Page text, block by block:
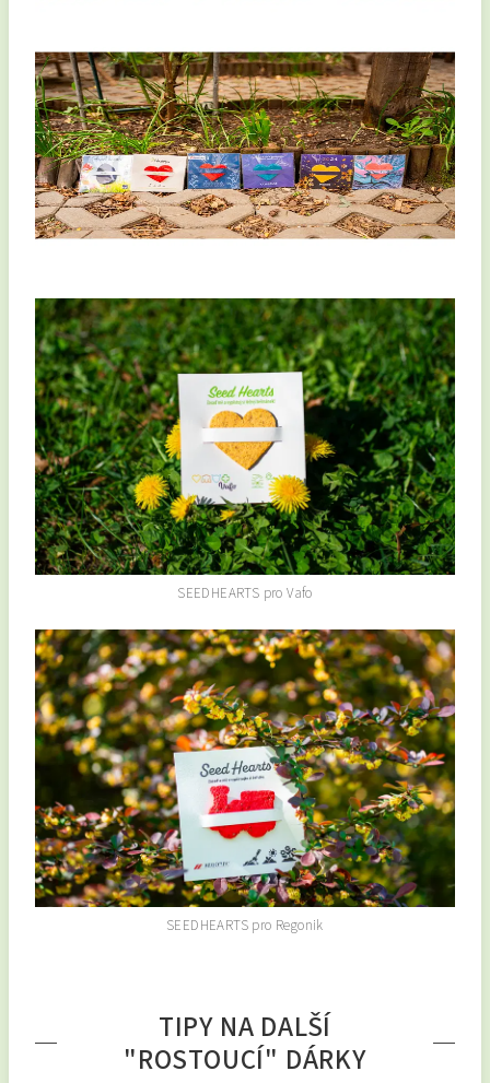
SEEDHEARTS pro Vafo
SEEDHEARTS pro Regonik
TIPY NA DALŠÍ
"ROSTOUCÍ" DÁRKY